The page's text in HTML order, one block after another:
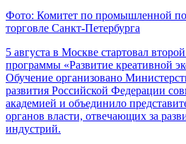
Фото: Комитет по промышленной
торговле Санкт-Петербурга
5 августа в Москве стартовал
программы «Развитие креативной
Обучение организовано
развития Российской Федерации
академией и объединило
органов власти, отвечающих за
индустрий.